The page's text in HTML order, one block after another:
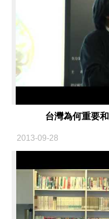
台灣為何重要
2013-09-28